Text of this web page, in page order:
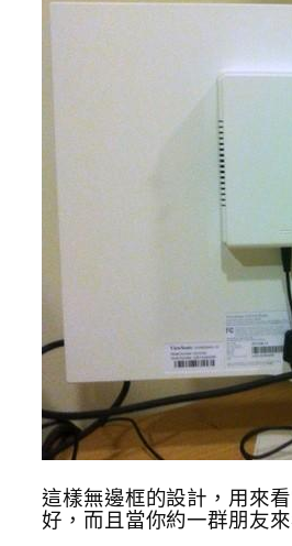
這樣無邊框的設計，用來
好，而且當你約一群朋友來